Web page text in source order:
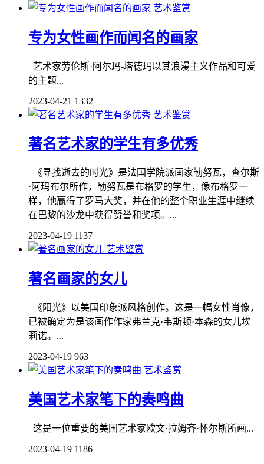
艺术鉴赏
专为女性画作而闻名的画家
艺术家​劳伦斯·阿尔玛-塔德玛以其浪漫主义作品和可爱
的主题...
2023-04-21 1332
艺术鉴赏
著名艺术家的学生有多优秀
《寻找逝去的时光》是法国学院派画家勒努瓦，查尔斯
·阿玛布尔所作，勒努瓦是布格罗的学生，像布格罗一
样，他赢得了罗马大奖，并在他的整个职业生涯中继续
在巴黎的沙龙中获得赞誉和奖项。...
2023-04-19 1137
艺术鉴赏
著名画家的女儿
《阳光》以美国印象派风格创作。这是一幅女性肖像，
已被确定为是该画作作家弗兰克·韦斯顿·本森的女儿埃
莉诺。...
2023-04-19 963
艺术鉴赏
美国艺术家笔下的奏鸣曲
这是一位重要的美国艺术家欧文·拉姆齐·怀尔斯所画...
2023-04-19 1186